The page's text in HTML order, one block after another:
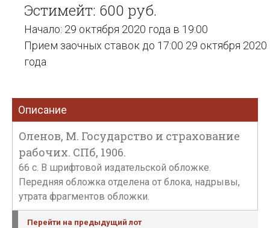
Эстимейт: 600 руб.
Начало: 29 октября 2020 года в 19:00
Прием заочных ставок до 17:00 29 октября 2020
года
Описание
Оленов, М. Государство и страхование
рабочих. СПб, 1906.
66 с. В шрифтовой издательской обложке.
Передняя обложка отделена от блока, надрывы,
утрата фрагментов обложки.
Перейти на предыдущий лот